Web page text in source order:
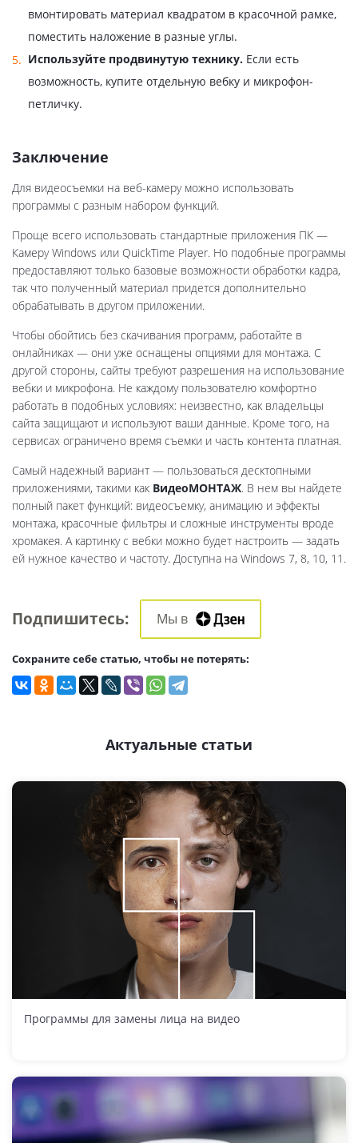
вмонтировать материал квадратом в красочной рамке,
поместить наложение в разные углы.
Используйте продвинутую технику. Если есть
возможность, купите отдельную вебку и микрофон-
петличку.
Заключение
Для видеосъемки на веб-камеру можно использовать
программы с разным набором функций.
Проще всего использовать стандартные приложения ПК —
Камеру Windows или QuickTime Player. Но подобные программы
предоставляют только базовые возможности обработки кадра,
так что полученный материал придется дополнительно
обрабатывать в другом приложении.
Чтобы обойтись без скачивания программ, работайте в
онлайниках — они уже оснащены опциями для монтажа. С
другой стороны, сайты требуют разрешения на использование
вебки и микрофона. Не каждому пользователю комфортно
работать в подобных условиях: неизвестно, как владельцы
сайта защищают и используют ваши данные. Кроме того, на
сервисах ограничено время съемки и часть контента платная.
Самый надежный вариант — пользоваться десктопными
приложениями, такими как ВидеоМОНТАЖ. В нем вы найдете
полный пакет функций: видеосъемку, анимацию и эффекты
монтажа, красочные фильтры и сложные инструменты вроде
хромакея. А картинку с вебки можно будет настроить — задать
ей нужное качество и частоту. Доступна на Windows 7, 8, 10, 11.
Подпишитесь: Мы в
Cохраните себе статью, чтобы не потерять:
Актуальные статьи
Программы для замены лица на видео